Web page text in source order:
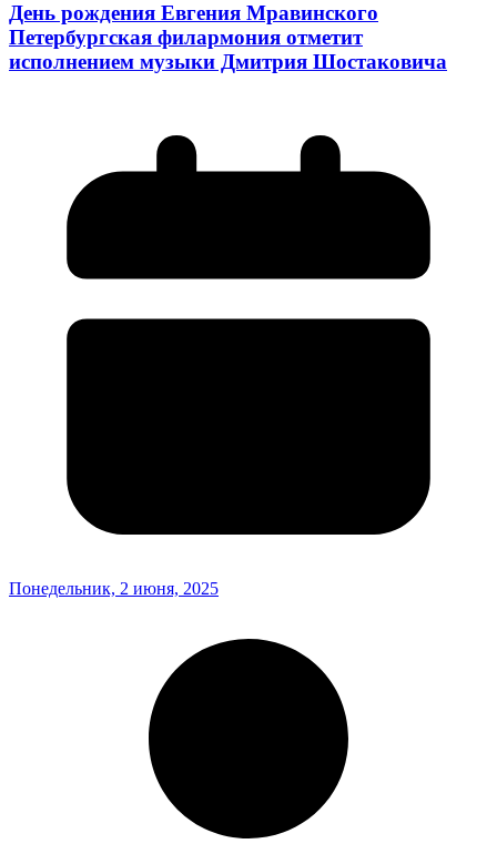
День рождения Евгения Мравинского
Петербургская филармония отметит
исполнением музыки Дмитрия Шостаковича
Понедельник, 2 июня, 2025